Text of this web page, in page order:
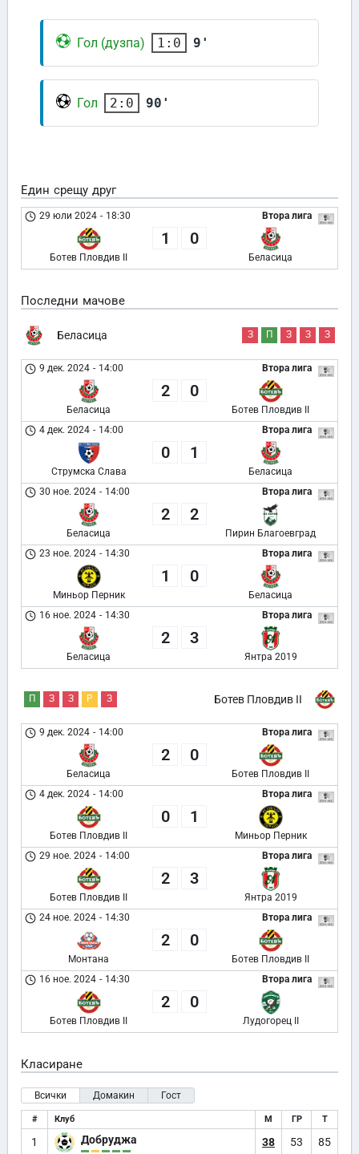
Гол (дузпа) 1:0 9'
Гол 2:0 90'
Един срещу друг
Втора лига
29 юли 2024 - 18:30
Ботев Пловдив II
1 0
Беласица
Последни мачове
Беласица З П З З З
Втора лига
9 дек. 2024 - 14:00
Беласица
2 0
Ботев Пловдив II
Втора лига
4 дек. 2024 - 14:00
Струмска Слава
0 1
Беласица
Втора лига
30 ное. 2024 - 14:00
Беласица
2 2
Пирин Благоевград
Втора лига
23 ное. 2024 - 14:30
Миньор Перник
1 0
Беласица
Втора лига
16 ное. 2024 - 14:30
Беласица
2 3
Янтра 2019
Ботев Пловдив II
П З З Р З
Втора лига
9 дек. 2024 - 14:00
Беласица
2 0
Ботев Пловдив II
Втора лига
4 дек. 2024 - 14:00
Ботев Пловдив II
0 1
Миньор Перник
Втора лига
29 ное. 2024 - 14:00
Ботев Пловдив II
2 3
Янтра 2019
Втора лига
24 ное. 2024 - 14:30
Монтана
2 0
Ботев Пловдив II
Втора лига
16 ное. 2024 - 14:30
Ботев Пловдив II
2 0
Лудогорец II
Класиране
Всички Домакин Гост
# Клуб М ГР Т
1 Добруджа 38 53 85